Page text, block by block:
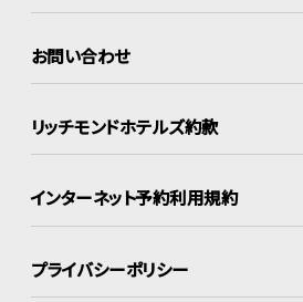
お問い合わせ
リッチモンドホテルズ約款
インターネット予約利用規約
プライバシーポリシー